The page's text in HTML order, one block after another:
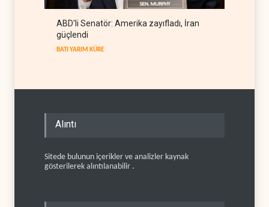
ABD'li Senatör: Amerika zayıfladı, İran
güçlendi
BATI YARIM KÜRE
Alıntı
Sitede bulunun içerikler ve analizler kaynak
gösterilerek alıntılanabilir .